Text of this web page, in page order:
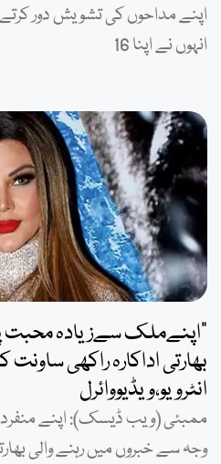
اپنے مداحوں کی تشویش دور
انہوں نے اپنا 16
”اپنےملک سےزیادہ محبت
بھارتی اداکارہ راکھی
انٹرویو،ویڈیووائرل
ممبئی (ویب ڈیسک): اپنے منفرد
وجہ سے خبروں میں رہنے والی